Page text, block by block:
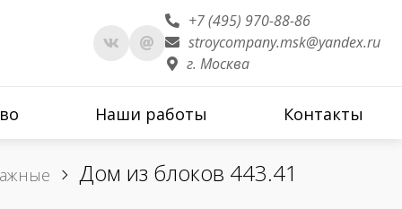
+7 (495) 970-88-86
stroycompany.msk@yandex.ru
г. Москва
Наши работы Контакты
Дом из блоков 443.41